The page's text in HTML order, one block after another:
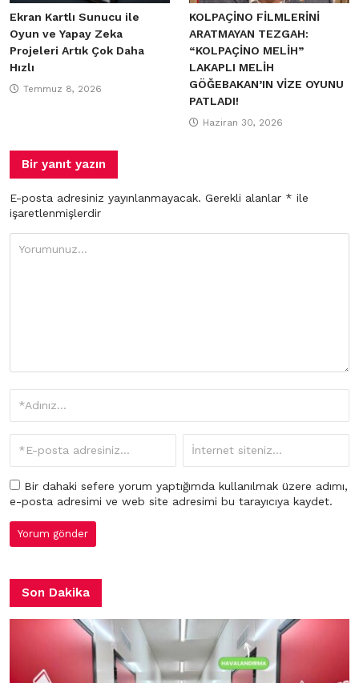
Ekran Kartlı Sunucu ile
Oyun ve Yapay Zeka
Projeleri Artık Çok Daha
Hızlı
Temmuz 8, 2026
KOLPAÇİNO FİLMLERİNİ
ARATMAYAN TEZGAH:
“KOLPAÇİNO MELİH”
LAKAPLI MELİH
GÖĞEBAKAN’IN VİZE OYUNU
PATLADI!
Haziran 30, 2026
Bir yanıt yazın
E-posta adresiniz yayınlanmayacak. Gerekli alanlar * ile
işaretlenmişlerdir
Bir dahaki sefere yorum yaptığımda kullanılmak üzere adımı,
e-posta adresimi ve web site adresimi bu tarayıcıya kaydet.
Son Dakika